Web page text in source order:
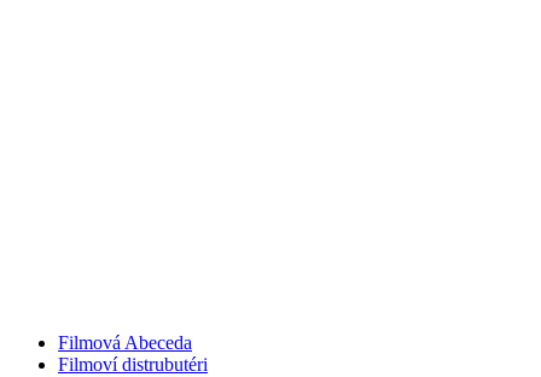
Filmová Abeceda
Filmoví distrubutéri